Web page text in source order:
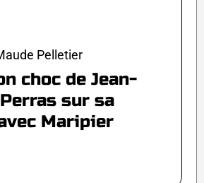
Pelletier
choc de Jean-
sur sa
Maripier